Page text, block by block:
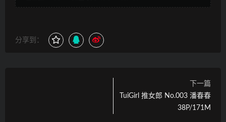
分享到：
下一篇
TuiGirl 推女郎 No.003 潘春春
38P/171M